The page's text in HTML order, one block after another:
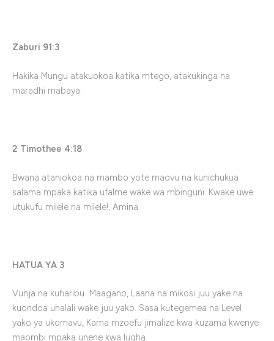
Zaburi 91:3
Hakika Mungu atakuokoa katika mtego, atakukinga na
maradhi mabaya.
2 Timothee 4:18
Bwana ataniokoa na mambo yote maovu na kunichukua
salama mpaka katika ufalme wake wa mbinguni. Kwake uwe
utukufu milele na milele!, Amina.
HATUA YA 3
Vunja na kuharibu Maagano, Laana na mikosi juu yake na
kuondoa uhalali wake juu yako. Sasa kutegemea na Level
yako ya ukomavu, Kama mzoefu jimalize kwa kuzama kwenye
maombi mpaka unene kwa lugha.